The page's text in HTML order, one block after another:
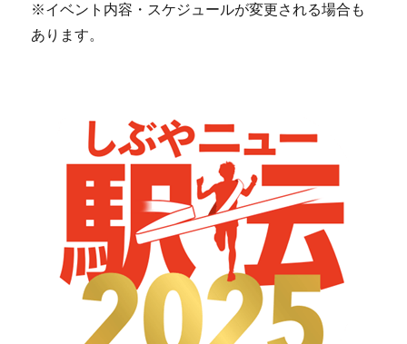
※イベント内容・スケジュールが変更される場合も
あります。